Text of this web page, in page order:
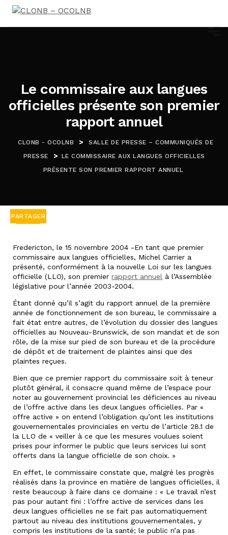
Le commissaire aux langues
officielles présente son premier
rapport annuel
CLONB - OCOLNB >
SALLE DE PRESSE – COMMUNIQUÉS DE
PRESSE
> LE COMMISSAIRE AUX LANGUES OFFICIELLES
PRÉSENTE SON PREMIER RAPPORT ANNUEL
PARTAGER
Fredericton, le 15 novembre 2004 -En tant que premier
commissaire aux langues officielles, Michel Carrier a
présenté, conformément à la nouvelle Loi sur les langues
officielle (LLO), son premier rapport annuel à l’Assemblée
législative pour l’année 2003-2004.
Étant donné qu’il s’agit du rapport annuel de la première
année de fonctionnement de son bureau, le commissaire a
fait état entre autres, de l’évolution du dossier des langues
officielles au Nouveau-Brunswick, de son mandat et de son
rôle, de la mise sur pied de son bureau et de la procédure
de dépôt et de traitement de plaintes ainsi que des
plaintes reçues.
Bien que ce premier rapport du commissaire soit à teneur
plutôt général, il consacre quand même de l’espace pour
noter au gouvernement provincial les déficiences au niveau
de l’offre active dans les deux langues officielles. Par «
offre active » on entend l’obligation qu’ont les institutions
gouvernementales provinciales en vertu de l’article 28.1 de
la LLO de « veiller à ce que les mesures voulues soient
prises pour informer le public que leurs services lui sont
offerts dans la langue officielle de son choix. »
En effet, le commissaire constate que, malgré les progrès
réalisés dans la province en matière de langues officielles, il
reste beaucoup à faire dans ce domaine : « Le travail n’est
pas pour autant fini : l’offre active de services dans les
deux langues officielles ne se fait pas automatiquement
partout au niveau des institutions gouvernementales, y
compris les institutions de la santé; le public n’a pas